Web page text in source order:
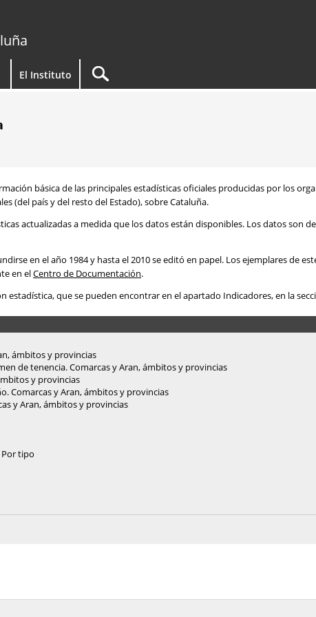
El Instituto
básica de las principales estadísticas oficiales producidas por los
(del país y del resto del Estado), sobre Cataluña.
actualizadas a medida que los datos están disponibles. Los datos son
en el año 1984 y hasta el 2010 se editó en papel. Los ejemplares de
en elCentro de Documentación.
estadística, que se pueden encontrar en el apartado Indicadores, en la
ámbitos y provincias
de tenencia. Comarcas y Aran, ámbitos y provincias
y provincias
Comarcas y Aran, ámbitos y provincias
y Aran, ámbitos y provincias
tipo